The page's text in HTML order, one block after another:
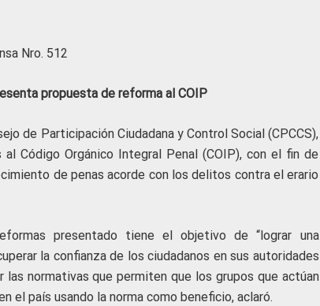
Nro. 512
propuesta de reforma al COIP
de Participación Ciudadana y Control Social (CPCCS),
Código Orgánico Integral Penal (COIP), con el fin de
de penas acorde con los delitos contra el erario
presentado tiene el objetivo de “lograr una
la confianza de los ciudadanos en sus autoridades
normativas que permiten que los grupos que actúan
el país usando la norma como beneficio, aclaró.